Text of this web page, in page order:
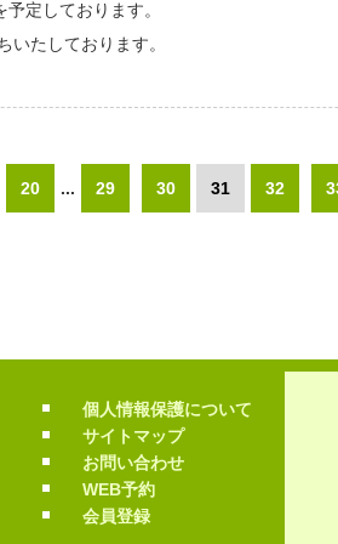
定しております。
いたしております。
20 ... 29 30 31 32
個人情報保護について
サイトマップ
お問い合わせ
WEB予約
会員登録